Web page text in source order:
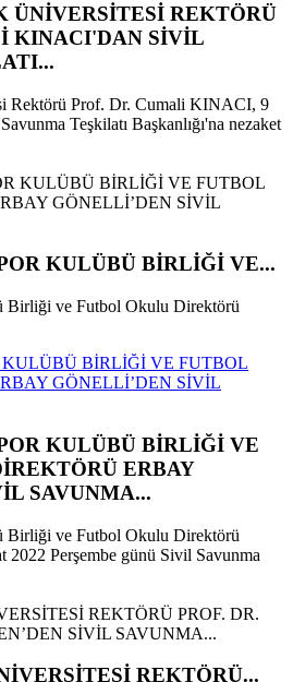
ÜNİVERSİTESİ REKTÖRÜ
KINACI'DAN SİVİL
Rektörü Prof. Dr. Cumali KINACI, 9
Teşkilatı Başkanlığı'na nezaket
KULÜBÜ BİRLİĞİ VE...
Birliği ve Futbol Okulu Direktörü
BİRLİĞİ VE FUTBOL
GÖNELLİ’DEN SİVİL
KULÜBÜ BİRLİĞİ VE
ERBAY
SAVUNMA...
Birliği ve Futbol Okulu Direktörü
Perşembe günü Sivil Savunma
REKTÖRÜ...